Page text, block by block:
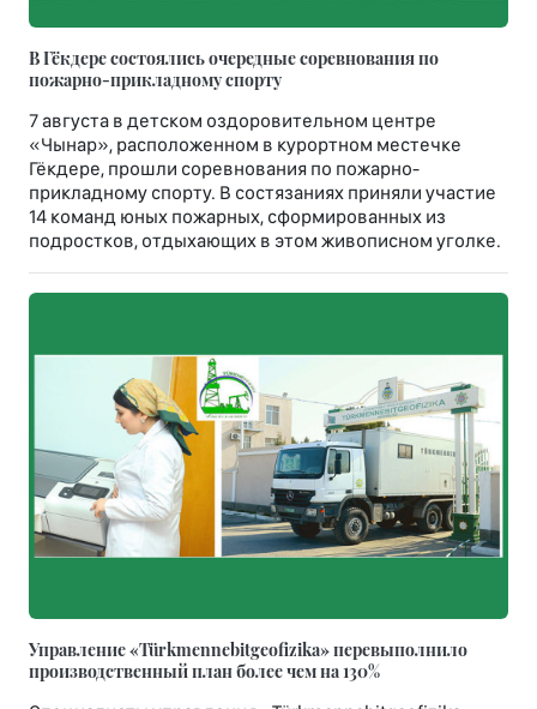
В Гёкдере состоялись очередные соревнования по
пожарно-прикладному спорту
7 августа в детском оздоровительном центре
«Чынар», расположенном в курортном местечке
Гёкдере, прошли соревнования по пожарно-
прикладному спорту. В состязаниях приняли участие
14 команд юных пожарных, сформированных из
подростков, отдыхающих в этом живописном уголке.
Управление «Türkmennebitgeofizika» перевыполнило
производственный план более чем на 130%